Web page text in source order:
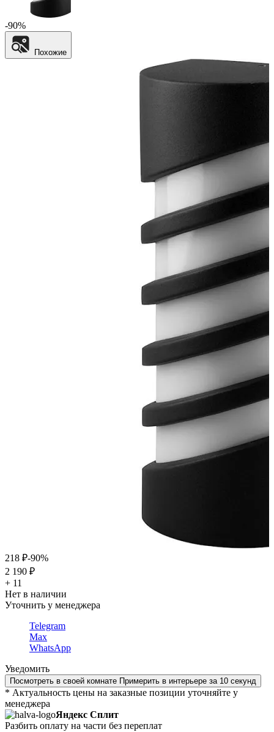
-90%
Похожие
218 ₽-90%
2 190 ₽
+ 11
Нет в наличии
Уточнить у менеджера
Telegram
Max
WhatsApp
Уведомить
Посмотреть в своей комнате Примерить в интерьере за 10 секунд
* Актуальность цены на заказные позиции уточняйте у
менеджера
Яндекс Сплит
Разбить оплату на части без переплат